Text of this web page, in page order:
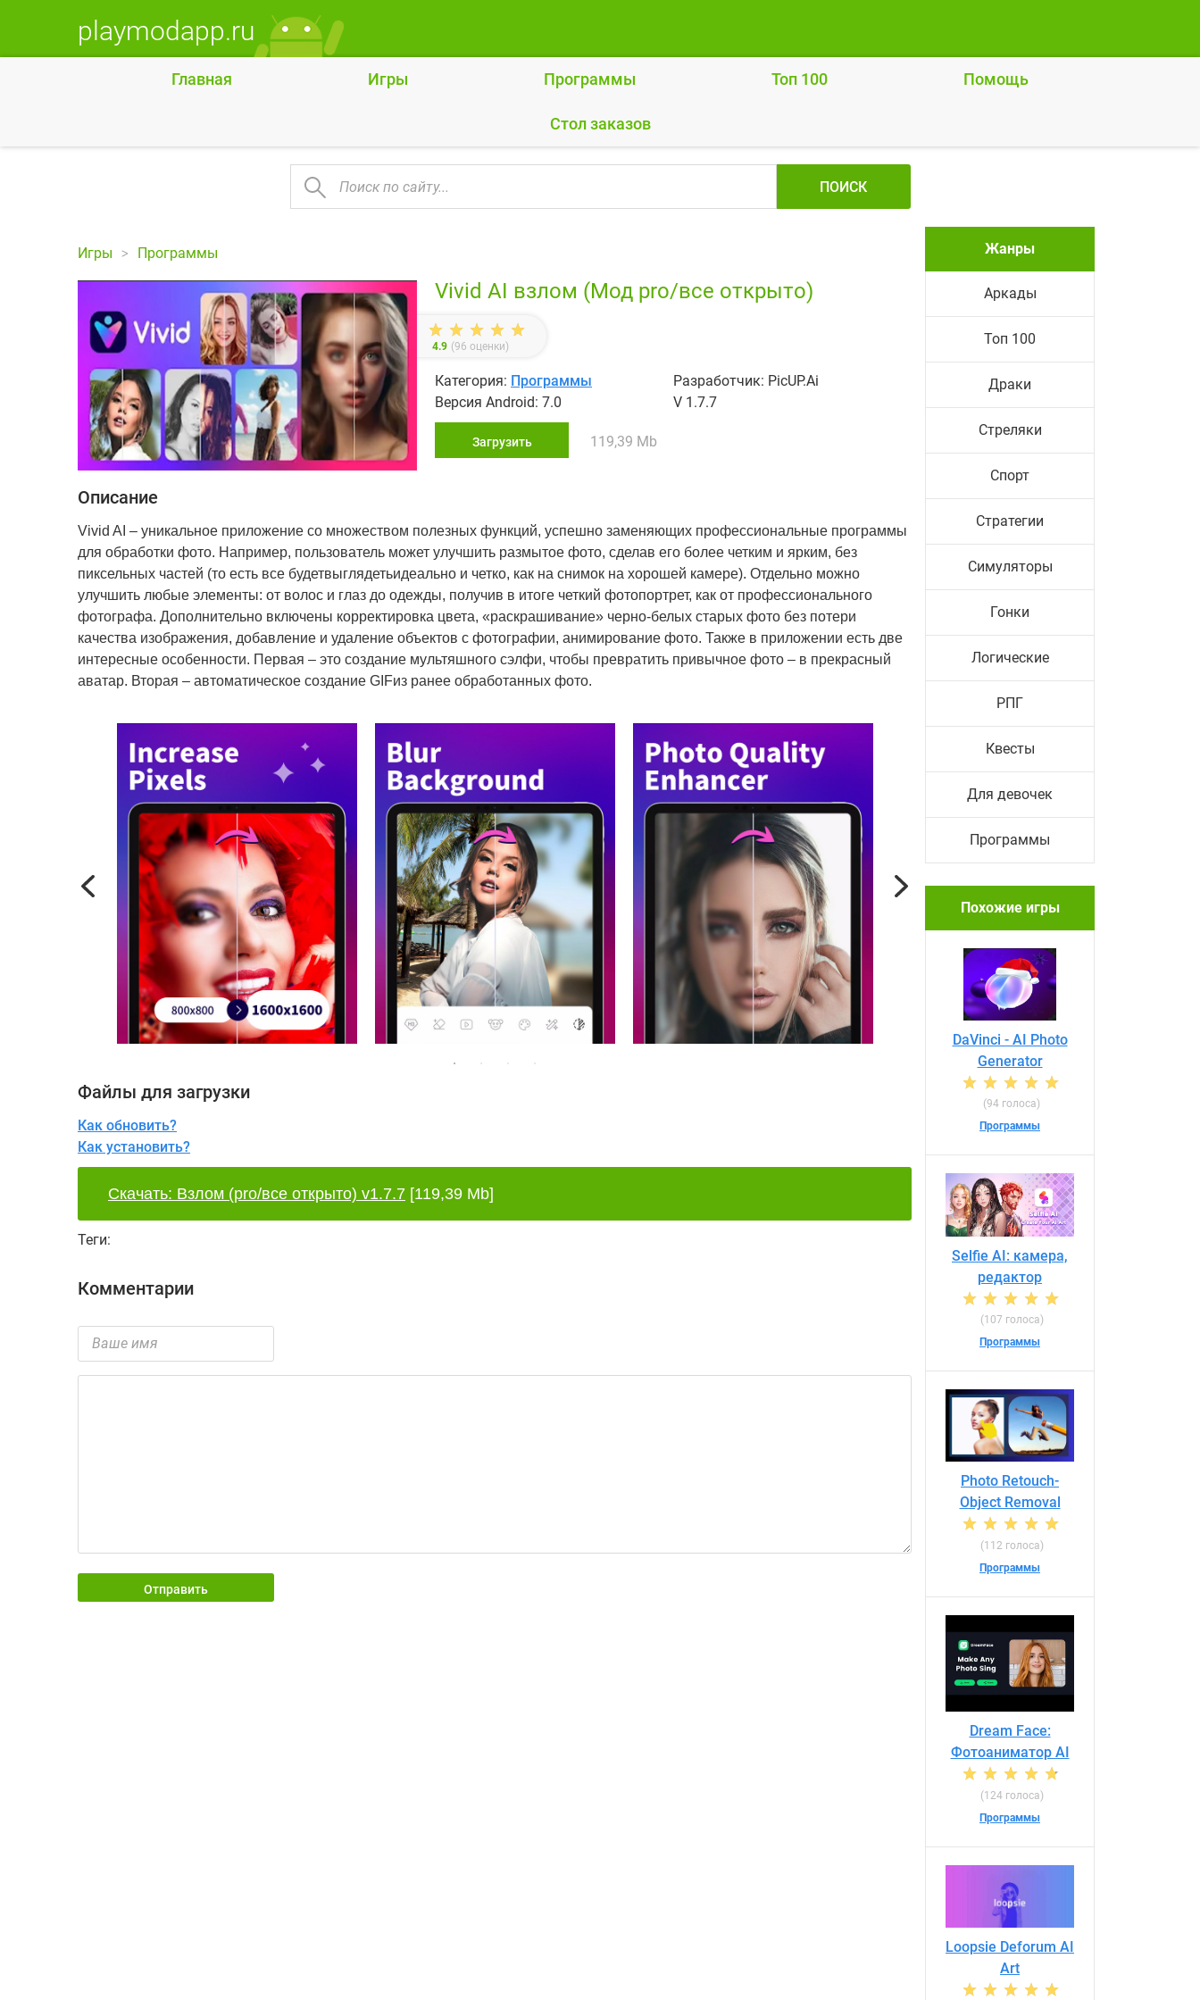
playmodapp.ru
Главная Игры Программы Топ 100 Помощь
Cтол заказов
ПОИСК
Игры Программы
Vivid AI взлом (Мод pro/все открыто)
4.9 (96 оценки)
Категория: Программы
Разработчик: PicUP.Ai
Версия Android: 7.0
V 1.7.7
Загрузить 119,39 Mb
Описание
Vivid AI – уникальное приложение со множеством полезных функций, успешно заменяющих профессиональные программы
для обработки фото. Например, пользователь может улучшить размытое фото, сделав его более четким и ярким, без
пиксельных частей (то есть все будетвыглядетьидеально и четко, как на снимок на хорошей камере). Отдельно можно
улучшить любые элементы: от волос и глаз до одежды, получив в итоге четкий фотопортрет, как от профессионального
фотографа. Дополнительно включены корректировка цвета, «раскрашивание» черно-белых старых фото без потери
качества изображения, добавление и удаление объектов с фотографии, анимирование фото. Также в приложении есть две
интересные особенности. Первая – это создание мультяшного сэлфи, чтобы превратить привычное фото – в прекрасный
аватар. Вторая – автоматическое создание GIFиз ранее обработанных фото.
Previous Next
Файлы для загрузки
Как обновить?
Как установить?
Скачать: Взлом (pro/все открыто) v1.7.7 [119,39 Mb]
Теги:
Комментарии
Отправить
Жанры
Аркады
Топ 100
Драки
Стреляки
Спорт
Стратегии
Симуляторы
Гонки
Логические
РПГ
Квесты
Для девочек
Программы
Похожие игры
DaVinci - AI Photo
Generator
(94 голоса)
Программы
Selfie AI: камера,
редактор
(107 голоса)
Программы
Photo Retouch-
Object Removal
(112 голоса)
Программы
Dream Face:
Фотоаниматор AI
(124 голоса)
Программы
Loopsie Deforum AI
Art